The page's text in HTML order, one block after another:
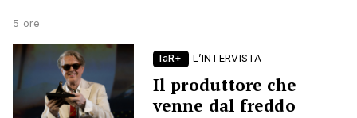
5 ore
laR+ L’INTERVISTA
Il produttore che
venne dal freddo